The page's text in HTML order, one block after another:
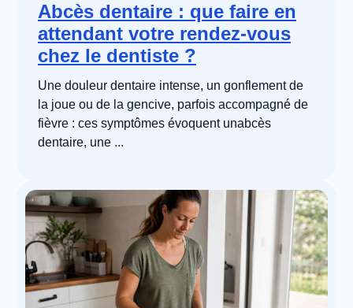
Abcès dentaire : que faire en
attendant votre rendez-vous
chez le dentiste ?
Une douleur dentaire intense, un gonflement de
la joue ou de la gencive, parfois accompagné de
fièvre : ces symptômes évoquent unabcès
dentaire, une ...